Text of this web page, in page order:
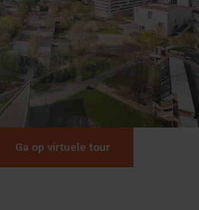
Ga op virtuele tour